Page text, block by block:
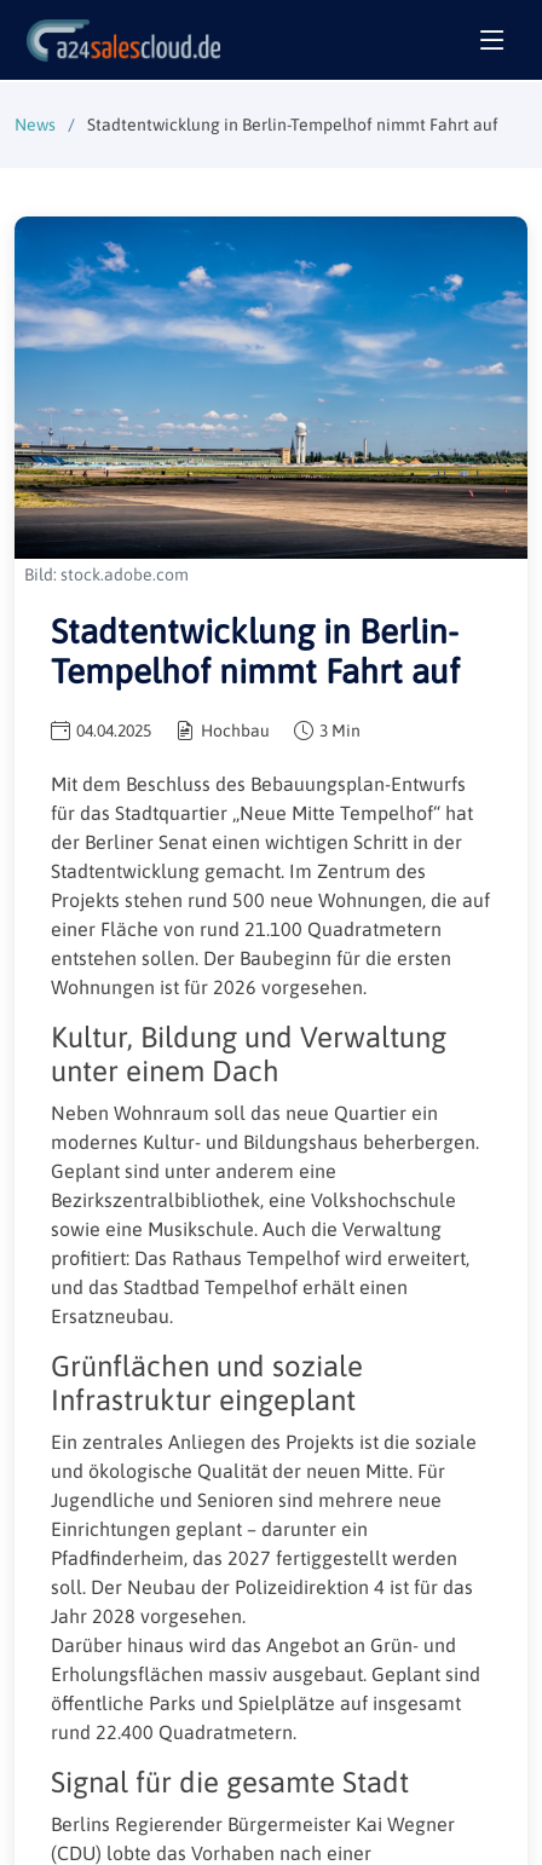
News Stadtentwicklung in Berlin-Tempelhof nimmt Fahrt auf
Bild: stock.adobe.com
Stadtentwicklung in Berlin-
Tempelhof nimmt Fahrt auf
04.04.2025 Hochbau 3 Min
Mit dem Beschluss des Bebauungsplan-Entwurfs
für das Stadtquartier „Neue Mitte Tempelhof“ hat
der Berliner Senat einen wichtigen Schritt in der
Stadtentwicklung gemacht. Im Zentrum des
Projekts stehen rund 500 neue Wohnungen, die auf
einer Fläche von rund 21.100 Quadratmetern
entstehen sollen. Der Baubeginn für die ersten
Wohnungen ist für 2026 vorgesehen.
Kultur, Bildung und Verwaltung
unter einem Dach
Neben Wohnraum soll das neue Quartier ein
modernes Kultur- und Bildungshaus beherbergen.
Geplant sind unter anderem eine
Bezirkszentralbibliothek, eine Volkshochschule
sowie eine Musikschule. Auch die Verwaltung
profitiert: Das Rathaus Tempelhof wird erweitert,
und das Stadtbad Tempelhof erhält einen
Ersatzneubau.
Grünflächen und soziale
Infrastruktur eingeplant
Ein zentrales Anliegen des Projekts ist die soziale
und ökologische Qualität der neuen Mitte. Für
Jugendliche und Senioren sind mehrere neue
Einrichtungen geplant – darunter ein
Pfadfinderheim, das 2027 fertiggestellt werden
soll. Der Neubau der Polizeidirektion 4 ist für das
Jahr 2028 vorgesehen.
Darüber hinaus wird das Angebot an Grün- und
Erholungsflächen massiv ausgebaut. Geplant sind
öffentliche Parks und Spielplätze auf insgesamt
rund 22.400 Quadratmetern.
Signal für die gesamte Stadt
Berlins Regierender Bürgermeister Kai Wegner
(CDU) lobte das Vorhaben nach einer